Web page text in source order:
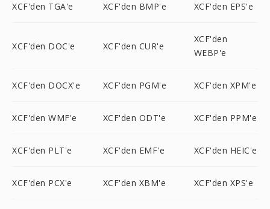
XCF'den TGA'e XCF'den BMP'e XCF'den EPS'e
XCF'den DOC'e XCF'den CUR'e
XCF'den
WEBP'e
XCF'den DOCX'e XCF'den PGM'e XCF'den XPM'e
XCF'den WMF'e XCF'den ODT'e XCF'den PPM'e
XCF'den PLT'e XCF'den EMF'e XCF'den HEIC'e
XCF'den PCX'e XCF'den XBM'e XCF'den XPS'e